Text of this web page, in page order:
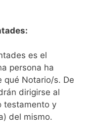
es el
persona ha
qué Notario/s. De
dirigirse al
testamento y
del mismo.